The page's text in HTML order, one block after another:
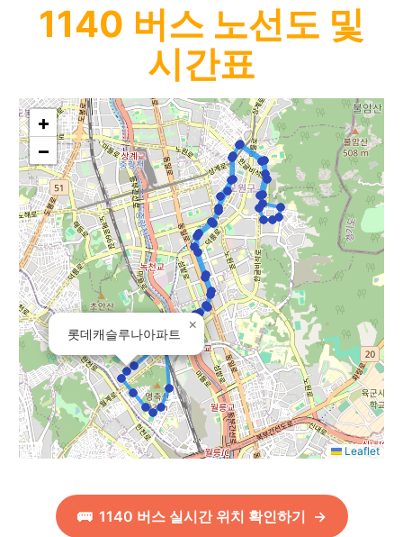
1140 버스 노선도 및
시간표
롯데캐슬루나아파트
×
+
−
Leaflet
🚌 1140 버스 실시간 위치 확인하기 →